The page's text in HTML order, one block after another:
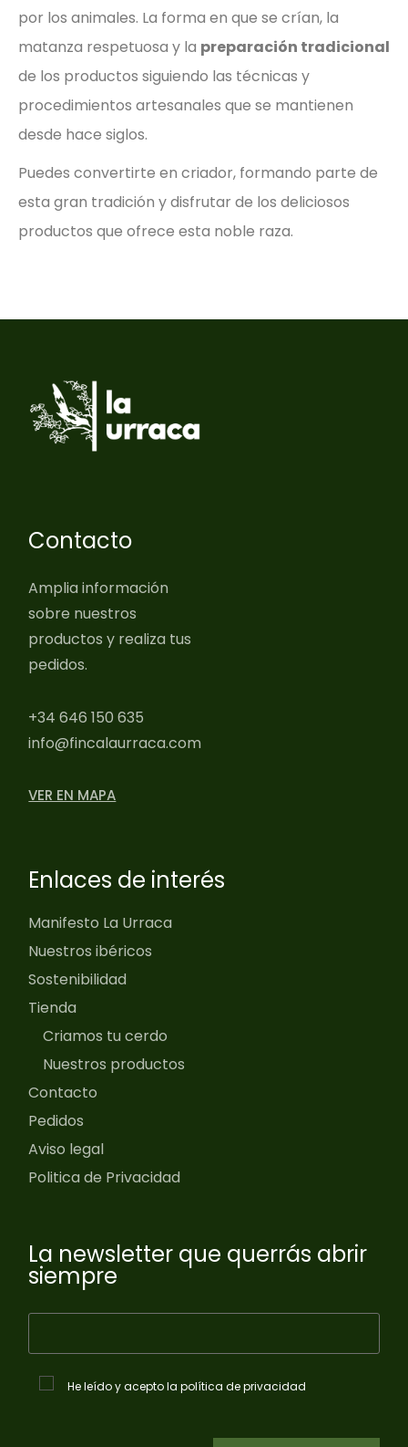
por los animales. La forma en que se crían, la
matanza respetuosa y la preparación tradicional
de los productos siguiendo las técnicas y
procedimientos artesanales que se mantienen
desde hace siglos.
Puedes convertirte en criador, formando parte de
esta gran tradición y disfrutar de los deliciosos
productos que ofrece esta noble raza.
Contacto
Amplia información
sobre nuestros
productos y realiza tus
pedidos.
+34 646 150 635
info@fincalaurraca.com
VER EN MAPA
Enlaces de interés
Manifesto La Urraca
Nuestros ibéricos
Sostenibilidad
Tienda
Criamos tu cerdo
Nuestros productos
Contacto
Pedidos
Aviso legal
Politica de Privacidad
La newsletter que querrás abrir
siempre
He leído y acepto la política de privacidad